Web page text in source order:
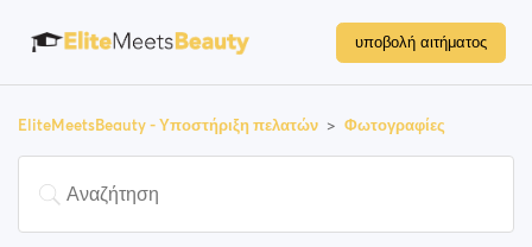
υποβολή αιτήματος
EliteMeetsBeauty - Υποστήριξη πελατών Φωτογραφίες